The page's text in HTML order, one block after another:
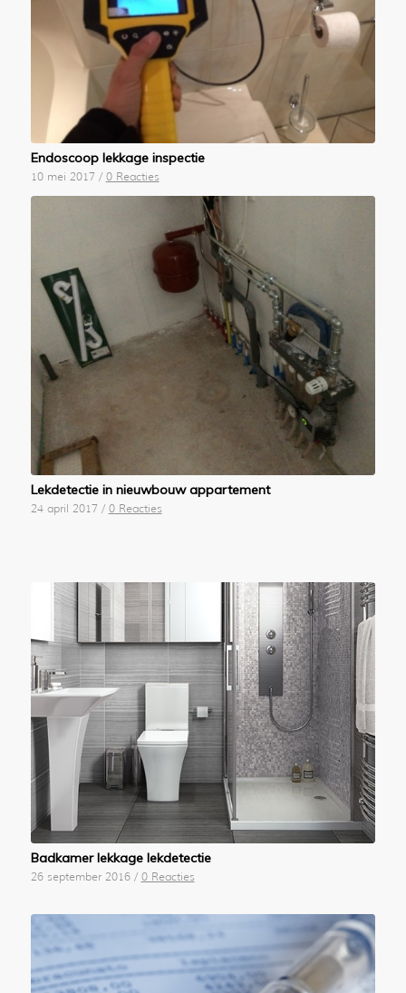
Endoscoop lekkage inspectie
10 mei 2017 / 0 Reacties
Lekdetectie in nieuwbouw appartement
24 april 2017 / 0 Reacties
Badkamer lekkage lekdetectie
26 september 2016 / 0 Reacties